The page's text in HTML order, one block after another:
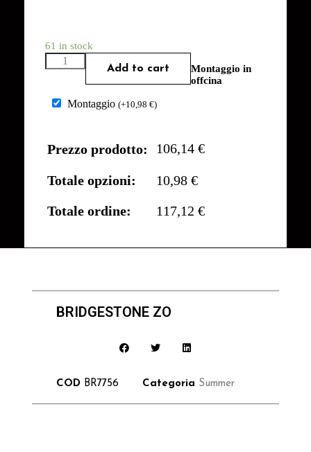
61 in stock
Add to cart
Montaggio in
offcina
Montaggio (+10,98 €)
Prezzo prodotto: 106,14 €
Totale opzioni:
10,98 €
Totale ordine:
117,12 €
BRIDGESTONE ZO
COD BR7756 Categoria Summer